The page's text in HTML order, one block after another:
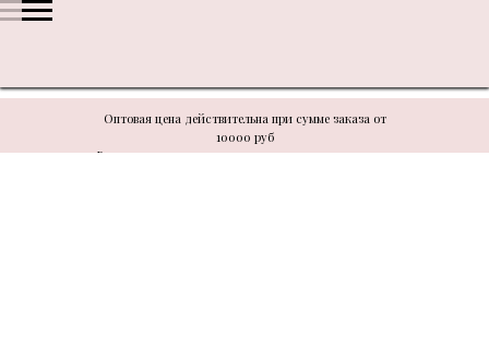
Оптовая цена действительна при сумме заказа от
10000 руб
В связи с техническими моментами цену уточнять у